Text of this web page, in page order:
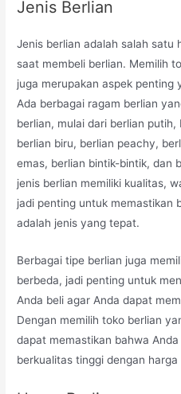
Jenis Berlian
Jenis berlian adalah salah satu
saat membeli berlian. Memilih
juga merupakan aspek penting
Ada berbagai ragam berlian
berlian, mulai dari berlian
berlian biru, berlian peachy,
emas, berlian bintik-bintik, dan
jenis berlian memiliki kualitas,
jadi penting untuk memastikan
adalah jenis yang tepat.
Berbagai tipe berlian juga
berbeda, jadi penting untuk
Anda beli agar Anda dapat
Dengan memilih toko berlian
dapat memastikan bahwa
berkualitas tinggi dengan